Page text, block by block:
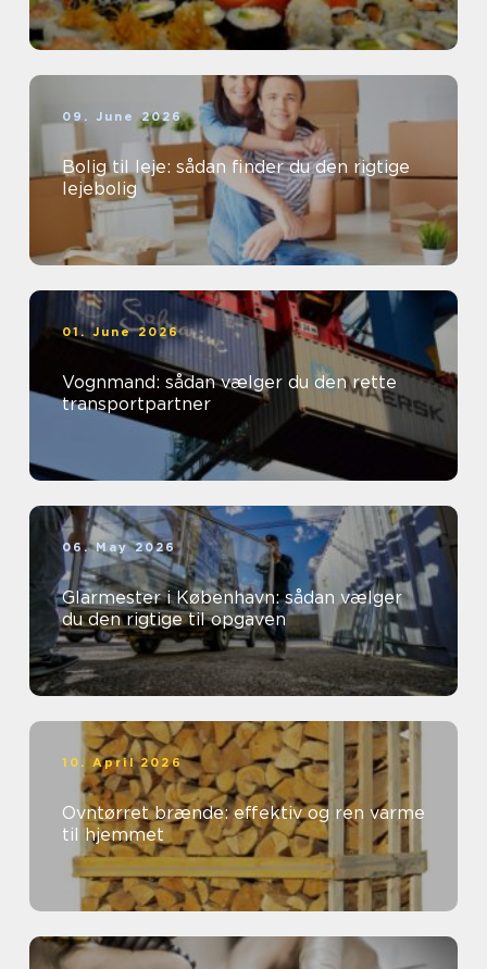
09. June 2026
Bolig til leje: sådan finder du den rigtige
lejebolig
01. June 2026
Vognmand: sådan vælger du den rette
transportpartner
06. May 2026
Glarmester i København: sådan vælger
du den rigtige til opgaven
10. April 2026
Ovntørret brænde: effektiv og ren varme
til hjemmet